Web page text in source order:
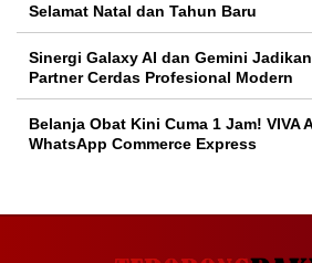
Selamat Natal dan Tahun Baru
Sinergi Galaxy AI dan Gemini
Partner Cerdas Profesional Modern
Belanja Obat Kini Cuma 1 Jam! VIVA
WhatsApp Commerce Express